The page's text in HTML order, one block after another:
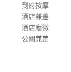
到府按摩
酒店兼差
酒店應徵
公關兼差